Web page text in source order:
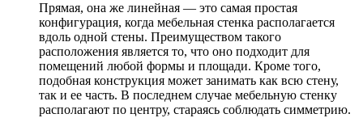
Прямая, она же линейная — это самая простая
конфигурация, когда мебельная стенка располагается
вдоль одной стены. Преимуществом такого
расположения является то, что оно подходит для
помещений любой формы и площади. Кроме того,
подобная конструкция может занимать как всю стену,
так и ее часть. В последнем случае мебельную стенку
располагают по центру, стараясь соблюдать симметрию.